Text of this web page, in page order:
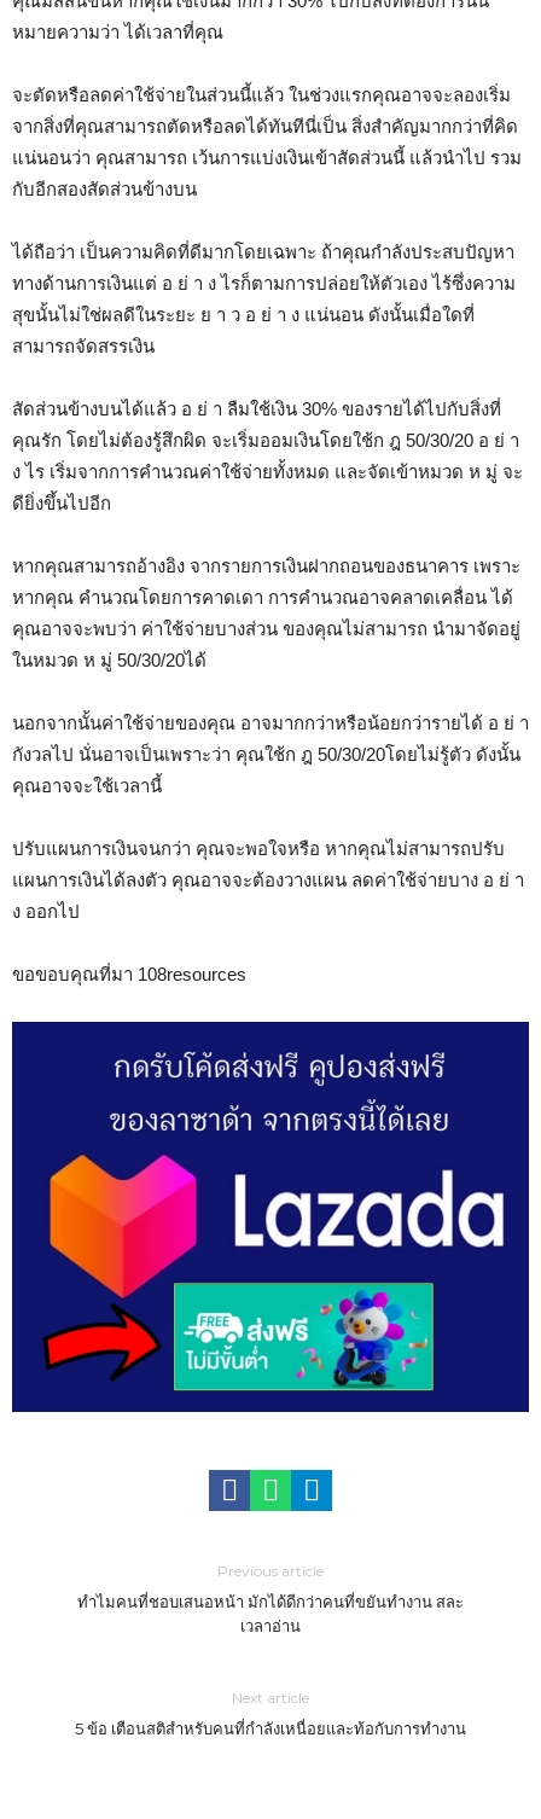
หมายความว่า ได้เวลาที่คุณ
จะตัดหรือลดค่าใช้จ่ายในส่วนนี้แล้ว ในช่วงแรกคุณอาจจะลองเริ่ม
จากสิ่งที่คุณสามารถตัดหรือลดได้ทันทีนี่เป็น สิ่งสำคัญมากกว่าที่คิด
แน่นอนว่า คุณสามารถ เว้นการแบ่งเงินเข้าสัดส่วนนี้ แล้วนำไป รวม
กับอีกสองสัดส่วนข้างบน
ได้ถือว่า เป็นความคิดที่ดีมากโดยเฉพาะ ถ้าคุณกำลังประสบปัญหา
ทางด้านการเงินแต่ อ ย่ า ง ไรก็ตามการปล่อยให้ตัวเอง ไร้ซึ่งความ
สุขนั้นไม่ใช่ผลดีในระยะ ย า ว อ ย่ า ง แน่นอน ดังนั้นเมื่อใดที่
สามารถจัดสรรเงิน
สัดส่วนข้างบนได้แล้ว อ ย่ า ลืมใช้เงิน 30% ของรายได้ไปกับสิ่งที่
คุณรัก โดยไม่ต้องรู้สึกผิด จะเริ่มออมเงินโดยใช้ก ฎ 50/30/20 อ ย่ า
ง ไร เริ่มจากการคำนวณค่าใช้จ่ายทั้งหมด และจัดเข้าหมวด ห มู่ จะ
ดียิ่งขึ้นไปอีก
หากคุณสามารถอ้างอิง จากรายการเงินฝากถอนของธนาคาร เพราะ
หากคุณ คำนวณโดยการคาดเดา การคำนวณอาจคลาดเคลื่อน ได้
คุณอาจจะพบว่า ค่าใช้จ่ายบางส่วน ของคุณไม่สามารถ นำมาจัดอยู่
ในหมวด ห มู่ 50/30/20ได้
นอกจากนั้นค่าใช้จ่ายของคุณ อาจมากกว่าหรือน้อยกว่ารายได้ อ ย่ า
กังวลไป นั่นอาจเป็นเพราะว่า คุณใช้ก ฎ 50/30/20โดยไม่รู้ตัว ดังนั้น
คุณอาจจะใช้เวลานี้
ปรับแผนการเงินจนกว่า คุณจะพอใจหรือ หากคุณไม่สามารถปรับ
แผนการเงินได้ลงตัว คุณอาจจะต้องวางแผน ลดค่าใช้จ่ายบาง อ ย่ า
ง ออกไป
ขอขอบคุณที่มา 108resources
Previous article
ทำไมคนที่ชอบเสนอหน้า มักได้ดีกว่าคนที่ขยันทำงาน สละ
เวลาอ่าน
Next article
5 ข้อ เตือนสติสำหรับคนที่กำลังเหนื่อยและท้อกับการทำงาน